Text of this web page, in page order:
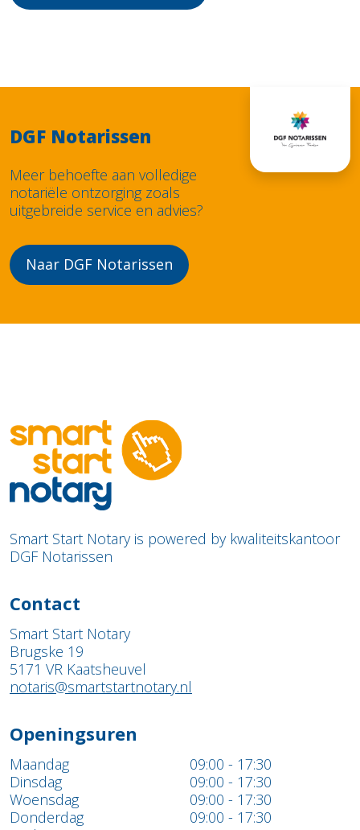
DGF Notarissen
Meer behoefte aan volledige
notariële ontzorging zoals
uitgebreide service en advies?
Naar DGF Notarissen
Smart Start Notary is powered by kwaliteitskantoor
DGF Notarissen
Contact
Smart Start Notary
Brugske 19
5171 VR Kaatsheuvel
notaris@smartstartnotary.nl
Openingsuren
Maandag
09:00 - 17:30
Dinsdag
09:00 - 17:30
Woensdag
09:00 - 17:30
Donderdag
09:00 - 17:30